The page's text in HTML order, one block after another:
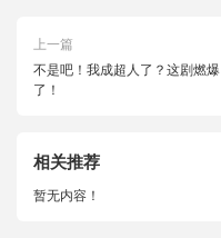
上一篇
不是吧！我成超人了？这剧燃爆
了！
相关推荐
暂无内容！